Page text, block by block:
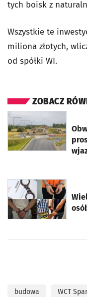
tych boisk z
Wszystkie te
miliona złotych,
od spółki WI.
ZOBACZ
otworzy się w nowej
otworzy się w nowej
budowa WCT